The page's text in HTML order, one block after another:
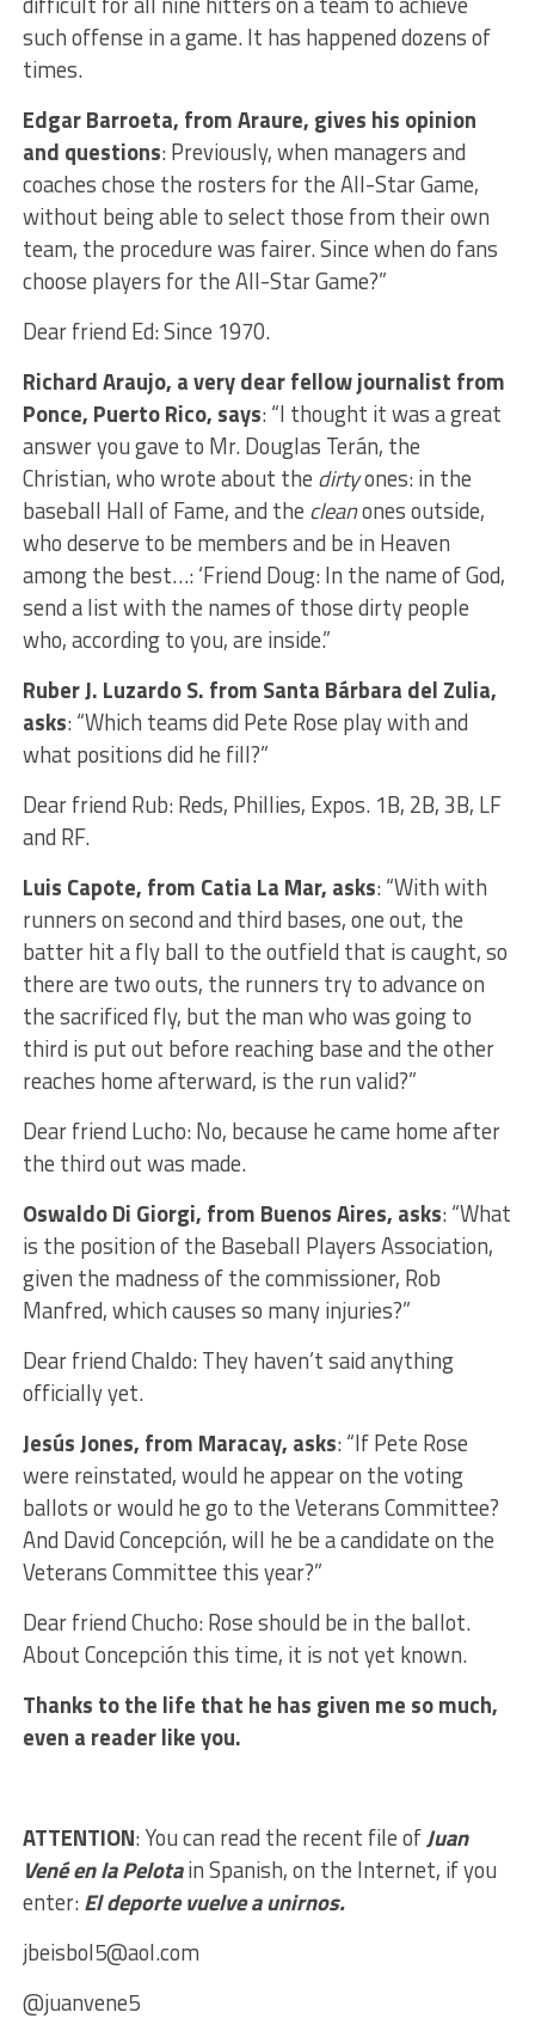
such offense in a game. It has happened dozens of
times.
Edgar Barroeta, from Araure, gives his opinion
and questions: Previously, when managers and
coaches chose the rosters for the All-Star Game,
without being able to select those from their own
team, the procedure was fairer. Since when do fans
choose players for the All-Star Game?”
Dear friend Ed: Since 1970.
Richard Araujo, a very dear fellow journalist from
Ponce, Puerto Rico, says: “I thought it was a great
answer you gave to Mr. Douglas Terán, the
Christian, who wrote about the dirtyones: in the
baseball Hall of Fame, and the cleanones outside,
who deserve to be members and be in Heaven
among the best…: ‘Friend Doug: In the name of God,
send a list with the names of those dirty people
who, according to you, are inside.”
Ruber J. Luzardo S. from Santa Bárbara del Zulia,
asks: “Which teams did Pete Rose play with and
what positions did he fill?”
Dear friend Rub: Reds, Phillies, Expos. 1B, 2B, 3B, LF
and RF.
Luis Capote, from Catia La Mar, asks: “With with
runners on second and third bases, one out, the
batter hit a fly ball to the outfield that is caught, so
there are two outs, the runners try to advance on
the sacrificed fly, but the man who was going to
third is put out before reaching base and the other
reaches home afterward, is the run valid?”
Dear friend Lucho: No, because he came home after
the third out was made.
Oswaldo Di Giorgi, from Buenos Aires, asks: “What
is the position of the Baseball Players Association,
given the madness of the commissioner, Rob
Manfred, which causes so many injuries?”
Dear friend Chaldo: They haven’t said anything
officially yet.
Jesús Jones, from Maracay, asks: “If Pete Rose
were reinstated, would he appear on the voting
ballots or would he go to the Veterans Committee?
And David Concepción, will he be a candidate on the
Veterans Committee this year?”
Dear friend Chucho: Rose should be in the ballot.
About Concepción this time, it is not yet known.
Thanks to the life that he has given me so much,
even a reader like you.
ATTENTION: You can read the recent file ofJuan
Vené en la Pelotain Spanish, on the Internet, if you
enter:El deporte vuelve a unirnos.
jbeisbol5@aol.com
@juanvene5